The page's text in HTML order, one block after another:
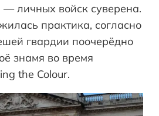
— личных войск суверена.
практика, согласно
гвардии поочерёдно
знамя во время
the Colour.